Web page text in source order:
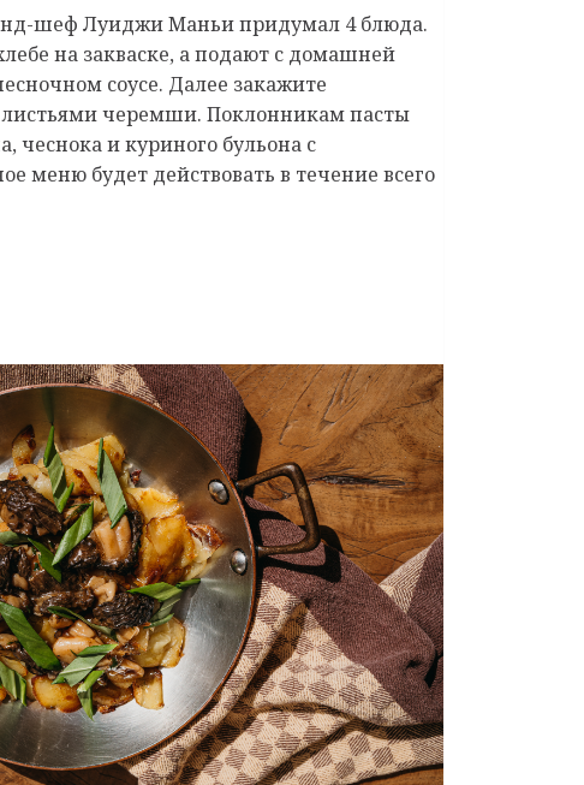
шеф Луиджи Маньи придумал 4 блюда.
на закваске, а подают с домашней
соусе. Далее закажите
черемши. Поклонникам пасты
чеснока и куриного бульона с
меню будет действовать в течение всего